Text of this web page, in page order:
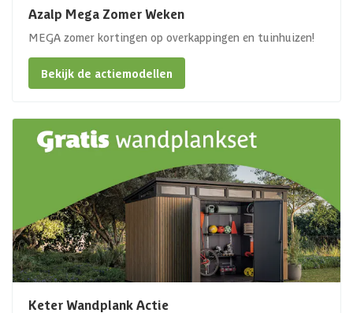
Azalp Mega Zomer Weken
MEGA zomer kortingen op overkappingen en tuinhuizen!
Bekijk de actiemodellen
Keter Wandplank Actie